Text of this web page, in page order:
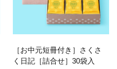
［お中元短冊付き］さくさ
く日記［詰合せ］30袋入